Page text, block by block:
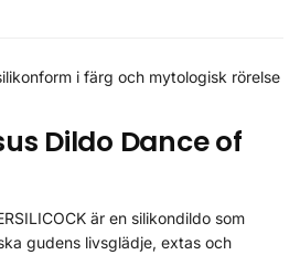
i färg och mytologisk rörelse
Dildo Dance of
är en silikondildo som
gudens livsglädje, extas och